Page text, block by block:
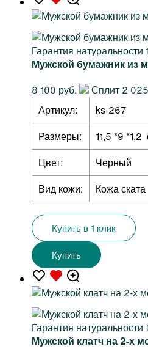
Гарантия натуральности
Мужской бумажник из
8 100 руб.
Сплит 2
Артикул:
ks-267
Размеры:
11,5 *9 *1,2
Цвет:
Черный
Вид кожи:
Кожа ската
Купить в 1 клик
Купить
Гарантия натуральности
Мужской клатч на 2-х